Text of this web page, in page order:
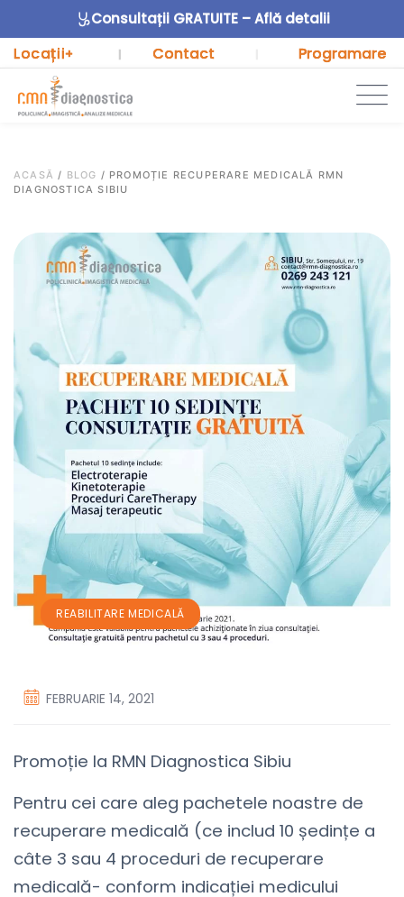
Consultații GRATUITE – Află detalii
Locații+ | Contact Programare
ACASĂ / BLOG / PROMOȚIE RECUPERARE MEDICALĂ RMN
DIAGNOSTICA SIBIU
REABILITARE MEDICALĂ
FEBRUARIE 14, 2021
Promoție la RMN Diagnostica Sibiu
Pentru cei care aleg pachetele noastre de
recuperare medicală (ce includ 10 ședințe a
câte 3 sau 4 proceduri de recuperare
medicală- conform indicației medicului